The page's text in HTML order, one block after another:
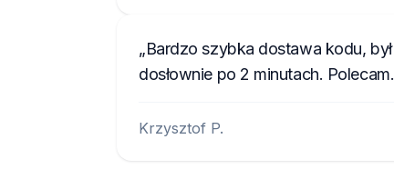
Bardzo szybka dostawa kodu, był
dosłownie po 2 minutach. Polecam.
Krzysztof P.